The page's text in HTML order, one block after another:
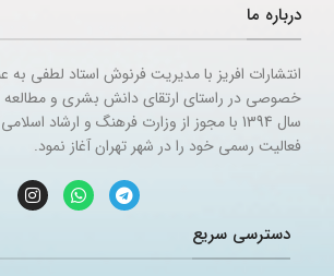
درباره ما
انتشارات افریز با مدیریت فرنوش استاد لطفی
خصوصی در راستای ارتقای دانش بشری و مطالعه و
فعالیت رسمی خود را در شهر تهران آغاز نمود.
دسترسی سریع